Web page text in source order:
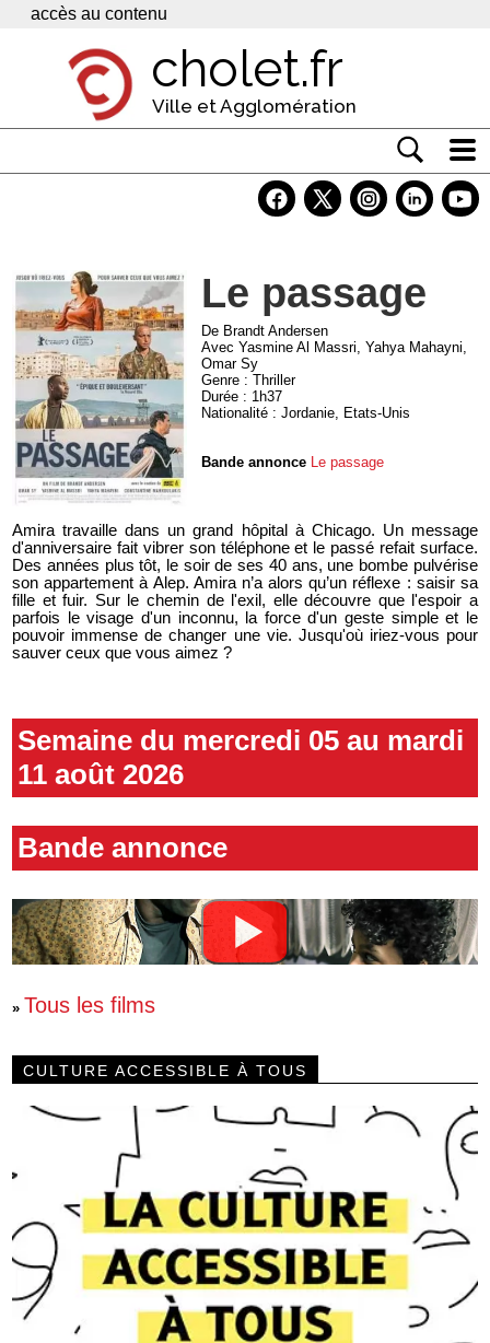
Panneau de gestion des cookies
accès au contenu
cholet.fr
Ville et Agglomération
Economie
Services
Contacts
Le passage
De Brandt Andersen
Avec Yasmine Al Massri, Yahya Mahayni,
Omar Sy
Genre : Thriller
Durée : 1h37
Nationalité : Jordanie, Etats-Unis
Bande annonce Le passage
Amira travaille dans un grand hôpital à Chicago. Un message
d'anniversaire fait vibrer son téléphone et le passé refait surface.
Des années plus tôt, le soir de ses 40 ans, une bombe pulvérise
son appartement à Alep. Amira n’a alors qu’un réflexe : saisir sa
fille et fuir. Sur le chemin de l'exil, elle découvre que l'espoir a
parfois le visage d'un inconnu, la force d'un geste simple et le
pouvoir immense de changer une vie. Jusqu'où iriez-vous pour
sauver ceux que vous aimez ?
Semaine du mercredi 05 au mardi
11 août 2026
Bande annonce
» Tous les films
CULTURE ACCESSIBLE À TOUS